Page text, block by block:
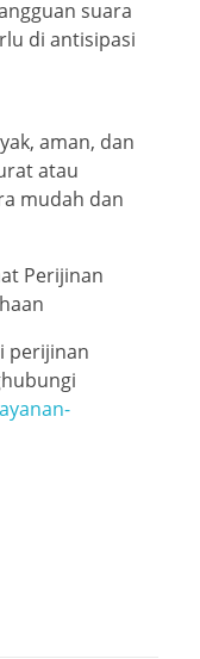
suara
di antisipasi
aman, dan
atau
mudah dan
Perijinan
perijinan